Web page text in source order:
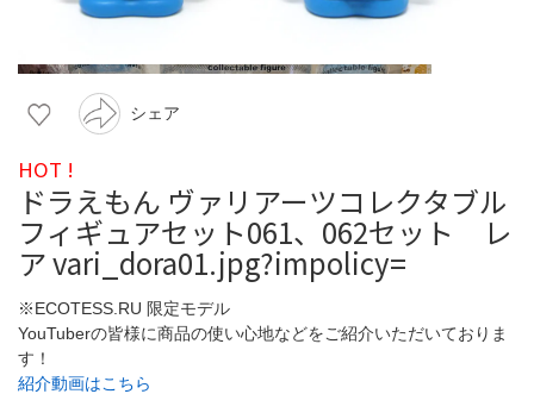
シェア
HOT !
ドラえもん ヴァリアーツコレクタブル
フィギュアセット061、062セット レ
ア vari_dora01.jpg?impolicy=
※ECOTESS.RU 限定モデル
YouTuberの皆様に商品の使い心地などをご紹介いただいておりま
す！
紹介動画はこちら